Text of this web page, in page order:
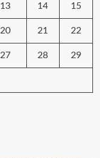
13 14 15
20 21 22
27 28 29